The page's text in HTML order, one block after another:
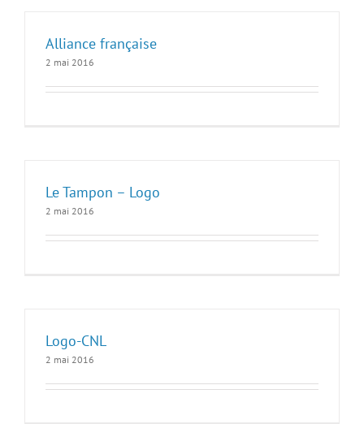
Alliance française
2 mai 2016
Le Tampon – Logo
2 mai 2016
Logo-CNL
2 mai 2016